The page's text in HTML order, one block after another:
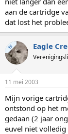
aan de cartridge
dat lost het
TS Eagle
11 mei 2003
Mijn vorige
ontstond op het
gedaan (2 jaar
euvel niet